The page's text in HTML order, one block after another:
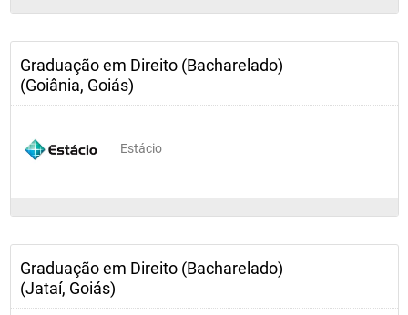
QUARTO PERÍODO
Direito Penal I
Fontes das Obrigações
Graduação em Direito (Bacharelado)
(Goiânia, Goiás)
Estácio
Graduação em Direito (Bacharelado)
(Jataí, Goiás)